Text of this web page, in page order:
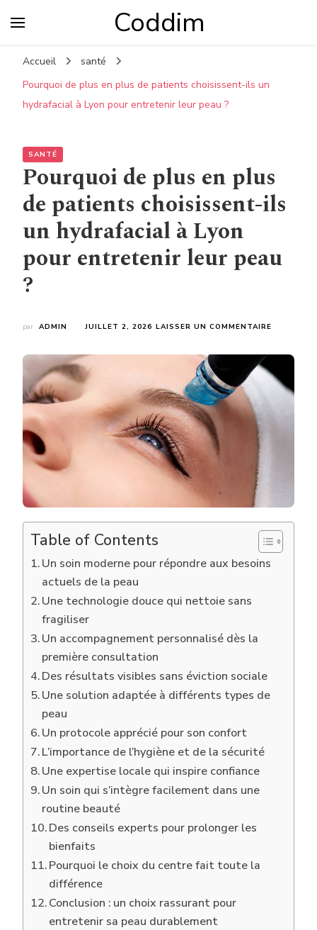
Coddim
Accueil
santé
Pourquoi de plus en plus de patients choisissent-ils un
hydrafacial à Lyon pour entretenir leur peau ?
SANTÉ
Pourquoi de plus en plus
de patients choisissent-ils
un hydrafacial à Lyon
pour entretenir leur peau
?
par ADMIN JUILLET 2, 2026 LAISSER UN COMMENTAIRE
EN
PLUS
POUR
LEUR
PEAU
?
Table of Contents
Un soin moderne pour répondre aux besoins
actuels de la peau
Une technologie douce qui nettoie sans
fragiliser
Un accompagnement personnalisé dès la
première consultation
Des résultats visibles sans éviction sociale
Une solution adaptée à différents types de
peau
Un protocole apprécié pour son confort
L’importance de l’hygiène et de la sécurité
Une expertise locale qui inspire confiance
Un soin qui s’intègre facilement dans une
routine beauté
Des conseils experts pour prolonger les
bienfaits
Pourquoi le choix du centre fait toute la
différence
Conclusion : un choix rassurant pour
entretenir sa peau durablement